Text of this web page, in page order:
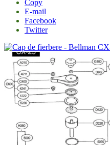
Copy
E-mail
Facebook
Twitter